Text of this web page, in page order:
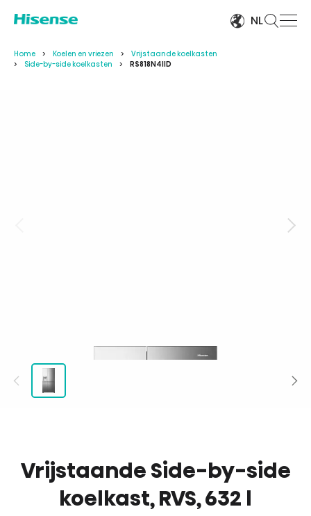
NL
Home Koelen en vriezen
Vrijstaande koelkasten
Side-by-side koelkasten
RS818N4IID
Vrijstaande Side-by-side
koelkast, RVS, 632 l